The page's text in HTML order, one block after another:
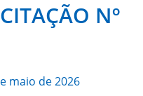
Nº
maio de 2026